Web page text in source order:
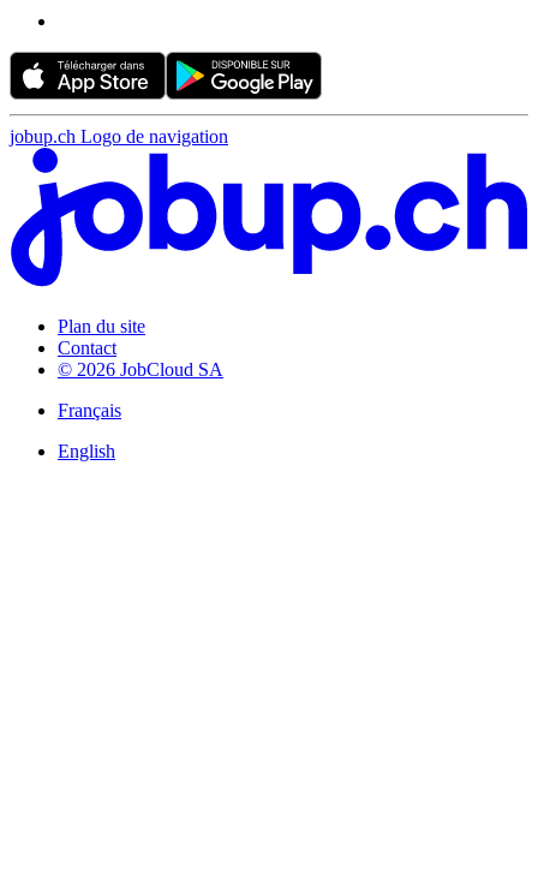
jobup.ch Logo de navigation
Plan du site
Contact
© 2026 JobCloud SA
Français
English